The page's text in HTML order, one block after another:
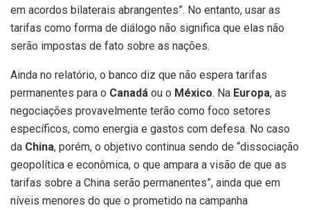
em acordos bilaterais abrangentes”. No entanto, usar as
tarifas como forma de diálogo não significa que elas não
serão impostas de fato sobre as nações.
Ainda no relatório, o banco diz que não espera tarifas
permanentes para o Canadá ou o México. Na Europa, as
negociações provavelmente terão como foco setores
específicos, como energia e gastos com defesa. No caso
da China, porém, o objetivo continua sendo de “dissociação
geopolítica e econômica, o que ampara a visão de que as
tarifas sobre a China serão permanentes”, ainda que em
níveis menores do que o prometido na campanha